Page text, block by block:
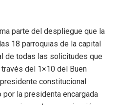
parte del despliegue que la
18 parroquias de la capital
de todas las solicitudes que
del 1×10 del Buen
constitucional
la presidenta encargada